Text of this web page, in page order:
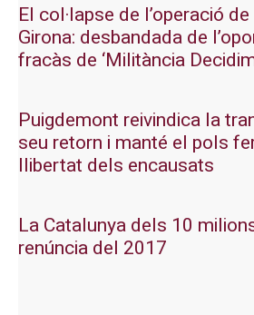
El col·lapse de l’operació
Girona: desbandada de
fracàs de ‘Militància
Puigdemont reivindica la
seu retorn i manté el pols
llibertat dels encausats
La Catalunya dels 10
renúncia del 2017